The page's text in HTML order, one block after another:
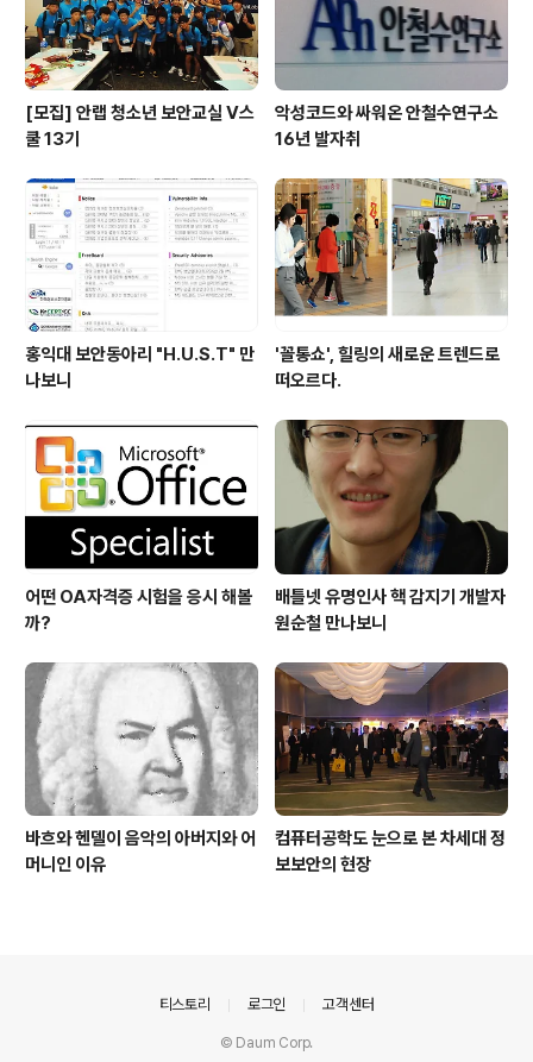
부하는 안랩인도..
[모집] 안랩 청소년 보안교실 V스
쿨 13기
악성코드와 싸워온 안철수연구소
16년 발자취
홍익대 보안동아리 "H.U.S.T" 만
나보니
'꼴통쇼', 힐링의 새로운 트렌드로
떠오르다.
어떤 OA자격증 시험을 응시 해볼
까?
배틀넷 유명인사 핵 감지기 개발자
원순철 만나보니
바흐와 헨델이 음악의 아버지와 어
머니인 이유
컴퓨터공학도 눈으로 본 차세대 정
보보안의 현장
티스토리 로그인 고객센터
© Daum Corp.